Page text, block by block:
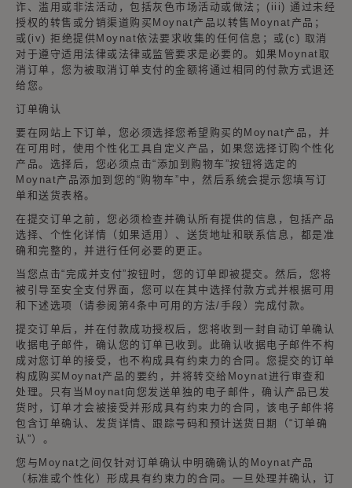
诈、滥用或非法活动，包括灰色市场活动或做法；(iii) 通过未经
授权的转售或分销渠道购买Moynat产品以转售Moynat产品；
或(iv) 拒绝提供Moynat依法要求收集的任何信息；或(c) 取消
对于遵守适用法律或法律或监管要求是必要的。如果Moynat取
消订单，您为被取消订单支付的金额将通过相同的付款方式退还
给您。
订单确认
要在网站上下订单，您必须选择您希望购买的Moynat产品，并
在可用时，使用个性化工具自定义产品，如果您选择订购个性化
产品。选择后，您必须点击“添加到购物车”按钮将选定的
Moynat产品添加到您的“购物车”中，然后系统会提示您填写订
单和送货表格。
在提交订单之前，您必须检查并确认所有提供的信息，包括产品
选择、个性化详情（如果适用）、送货地址和联系信息，都是准
确和完整的，并进行任何必要的更正。
当您点击“完成并支付”按钮时，您的订单即被提交。然后，您将
被引导至安全支付界面，您可以在其中选择付款方式并根据可用
和下述选项（请参阅第4条中可用的方法/手段）完成付款。
提交订单后，并在付款成功授权后，您将收到一封自动订单确认
收据电子邮件，确认您的订单已收到。此确认收据电子邮件不构
成对您订单的接受，也不构成具有约束力的合同。您提交的订单
构成购买Moynat产品的要约，并将转交给Moynat进行审查和
处理。只有当Moynat向您发送单独的电子邮件，确认产品已发
货时，订单才会被接受并形成具有约束力的合同，该电子邮件将
包含订单确认、发货详情、跟踪号码和预计送货日期（“订单确
认”）。
您与Moynat之间仅针对订单确认中明确确认的Moynat产品
（标准或个性化）形成具有约束力的合同。一旦处理并确认，订